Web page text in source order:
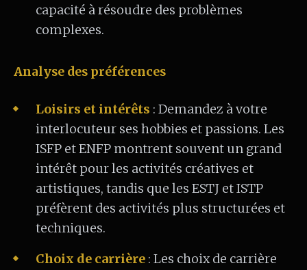
capacité à résoudre des problèmes
complexes.
Analyse des préférences
Loisirs et intérêts : Demandez à votre
interlocuteur ses hobbies et passions. Les
ISFP et ENFP montrent souvent un grand
intérêt pour les activités créatives et
artistiques, tandis que les ESTJ et ISTP
préfèrent des activités plus structurées et
techniques.
Choix de carrière : Les choix de carrière